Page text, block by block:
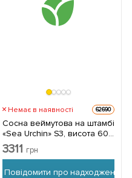
Немає в наявності 62690
Сосна веймутова на штамбі
«Sea Urchin» S3, висота 60-
90см 1 саджанець в
упаковці
3311 грн
Повідомити про надходження